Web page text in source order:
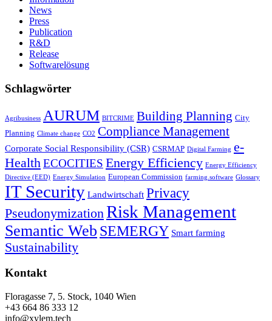
News
Press
Publication
R&D
Release
Softwarelösung
Schlagwörter
Agribusiness AURUM BITCRIME Building Planning City
Planning Climate change CO2 Compliance Management
Corporate Social Responsibility (CSR) CSRMAP Digital Farming e-
Health ECOCITIES Energy Efficiency Energy Efficiency
Directive (EED) Energy Simulation European Commission farming.software Glossary
IT Security Landwirtschaft Privacy
Pseudonymization Risk Management
Semantic Web SEMERGY Smart farming
Sustainability
Kontakt
Floragasse 7, 5. Stock, 1040 Wien
+43 664 86 333 12
info@xylem.tech